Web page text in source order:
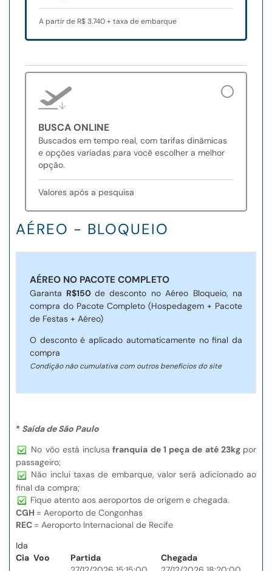
A partir de R$ 3.740 + taxa de embarque
BUSCA ONLINE
Buscados em tempo real, com tarifas dinâmicas
e opções variadas para você escolher a melhor
opção.
Valores após a pesquisa
AÉREO - BLOQUEIO
AÉREO NO PACOTE COMPLETO
Garanta R$150 de desconto no Aéreo Bloqueio, na
compra do Pacote Completo (Hospedagem + Pacote
de Festas + Aéreo)
O desconto é aplicado automaticamente no final da
compra
Condição não cumulativa com outros benefícios do site
* Saída de São Paulo
No vôo está inclusa franquia de 1 peça de até 23kg por
passageiro;
Não inclui taxas de embarque, valor será adicionado ao
final da compra;
Fique atento aos aeroportos de origem e chegada.
CGH = Aeroporto de Congonhas
REC = Aeroporto Internacional de Recife
Ida
Cia Voo Partida
Chegada